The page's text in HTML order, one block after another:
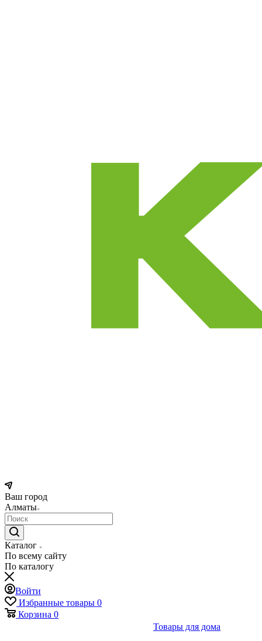
Ваш город
Алматы
Каталог
По всему сайту
По каталогу
Войти
Избранные товары 0
Корзина 0
Товары для дома